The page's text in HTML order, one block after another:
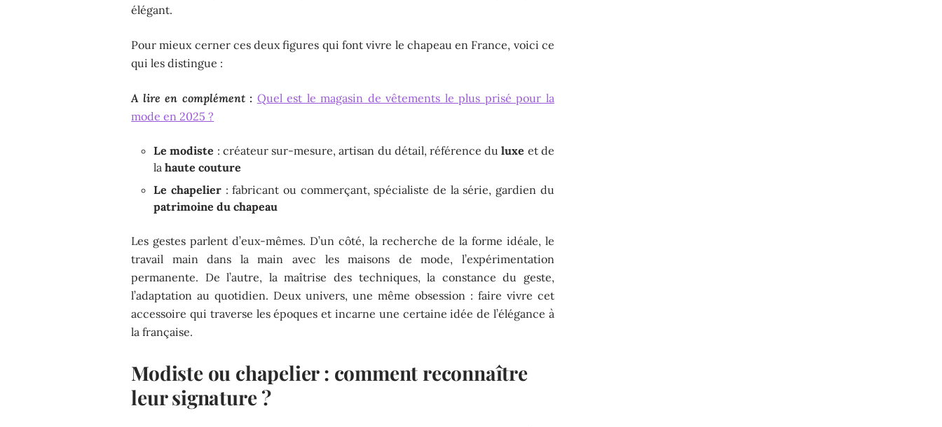
élégant.
Pour mieux cerner ces deux figures qui font vivre le chapeau en France, voici ce
qui les distingue :
A lire en complément : Quel est le magasin de vêtements le plus prisé pour la
mode en 2025 ?
Le modiste : créateur sur-mesure, artisan du détail, référence duluxe et de
lahaute couture
Le chapelier: fabricant ou commerçant, spécialiste de la série, gardien du
patrimoine du chapeau
Les gestes parlent d’eux-mêmes. D’un côté, la recherche de la forme idéale, le
travail main dans la main avec les maisons de mode, l’expérimentation
permanente. De l’autre, la maîtrise des techniques, la constance du geste,
l’adaptation au quotidien. Deux univers, une même obsession : faire vivre cet
accessoire qui traverse les époques et incarne une certaine idée de l’élégance à
la française.
Modiste ou chapelier : comment reconnaître
leur signature ?